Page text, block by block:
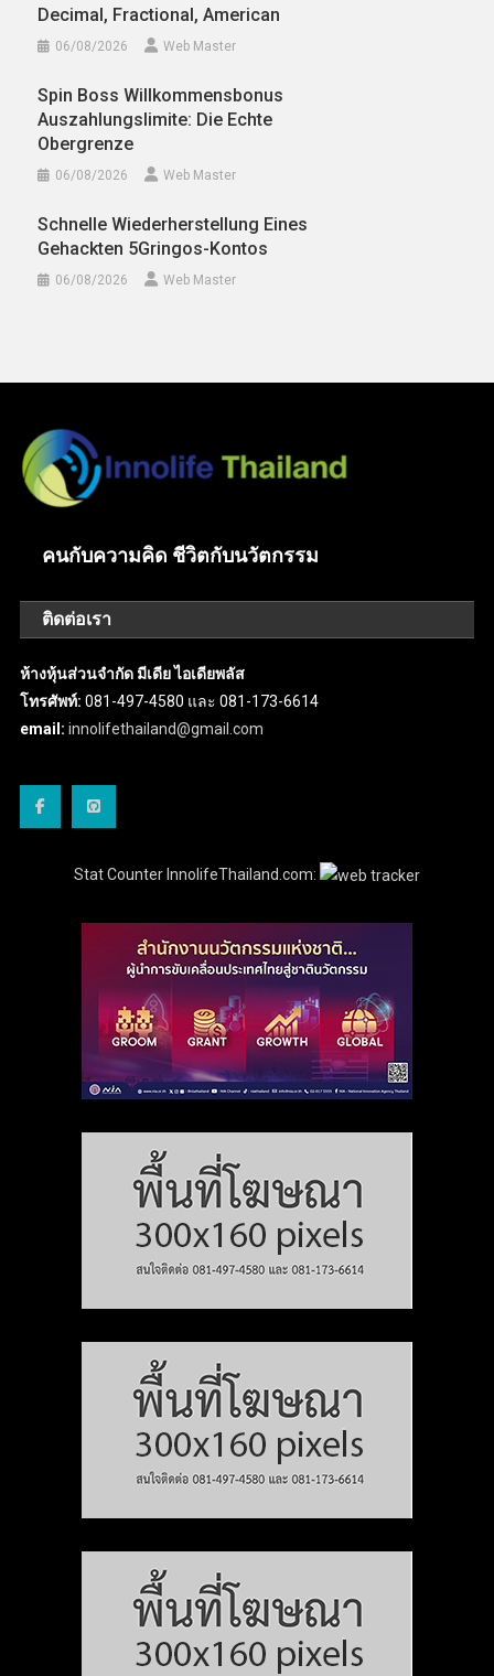
Decimal, Fractional, American
06/08/2026 Web Master
Spin Boss Willkommensbonus
Auszahlungslimite: Die Echte
Obergrenze
06/08/2026 Web Master
Schnelle Wiederherstellung Eines
Gehackten 5Gringos-Kontos
06/08/2026 Web Master
คนกับความคิด ชีวิตกับนวัตกรรม
ติดต่อเรา
ห้างหุ้นส่วนจำกัด มีเดีย ไอเดียพลัส
โทรศัพท์: 081-497-4580 และ 081-173-6614
email: innolifethailand@gmail.com
Stat Counter InnolifeThailand.com: